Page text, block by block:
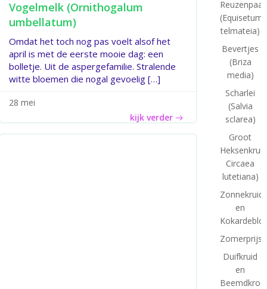
Vogelmelk (Ornithogalum
umbellatum)
Omdat het toch nog pas voelt alsof het
april is met de eerste mooie dag: een
bolletje. Uit de aspergefamilie. Stralende
witte bloemen die nogal gevoelig […]
28 mei
kijk verder
(Equisetum
telmateia)
Bevertjes
(Briza
media)
Scharlei
(Salvia
sclarea)
Groot
Heksenkruid
Circaea
lutetiana)
Zonnekruid
en
Duifkruid
en